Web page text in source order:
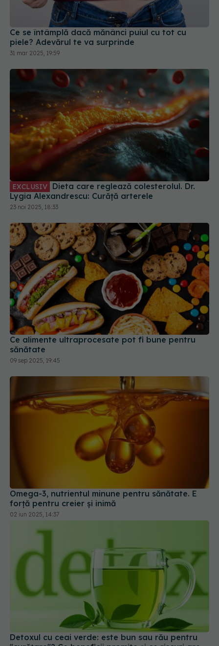
Ce se întâmplă dacă mănânci puiul cu tot cu
piele? Adevărul te va surprinde
31 mar 2025, 19:59
Dieta care reglează colesterolul. Dr.
Lygia Alexandrescu: Curăță arterele
23 noi 2025, 18:33
Ce alimente ultraprocesate pot fi bune pentru
sănătate
09 sep 2025, 19:45
Omega-3, nutrientul minune pentru sănătate. E
02 iun 2025, 14:37
Detoxul cu ceai verde: este bun sau rău pentru
"curățare"? Ce beneficii promite și ce riscuri are
01 apr 2026, 20:30